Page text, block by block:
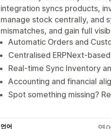
integration syncs products,
manage stock centrally, and
mismatches, and gain full
Automatic Orders and
Centralised ERPNext-
Real-time Sync Inventory
Accounting and financial
Spot something missing?
언어